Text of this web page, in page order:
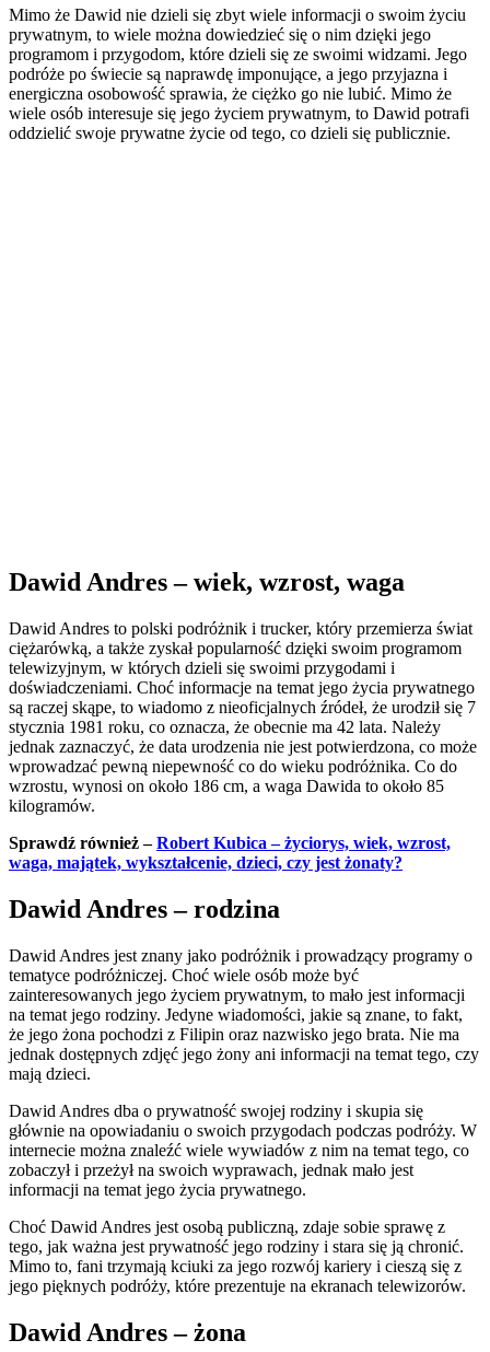
Mimo że Dawid nie dzieli się zbyt wiele informacji o swoim życiu
prywatnym, to wiele można dowiedzieć się o nim dzięki jego
programom i przygodom, które dzieli się ze swoimi widzami. Jego
podróże po świecie są naprawdę imponujące, a jego przyjazna i
energiczna osobowość sprawia, że ciężko go nie lubić. Mimo że
wiele osób interesuje się jego życiem prywatnym, to Dawid potrafi
oddzielić swoje prywatne życie od tego, co dzieli się publicznie.
Dawid Andres – wiek, wzrost, waga
Dawid Andres to polski podróżnik i trucker, który przemierza świat
ciężarówką, a także zyskał popularność dzięki swoim programom
telewizyjnym, w których dzieli się swoimi przygodami i
doświadczeniami. Choć informacje na temat jego życia prywatnego
są raczej skąpe, to wiadomo z nieoficjalnych źródeł, że urodził się 7
stycznia 1981 roku, co oznacza, że obecnie ma 42 lata. Należy
jednak zaznaczyć, że data urodzenia nie jest potwierdzona, co może
wprowadzać pewną niepewność co do wieku podróżnika. Co do
wzrostu, wynosi on około 186 cm, a waga Dawida to około 85
kilogramów.
Sprawdź również –Robert Kubica – życiorys, wiek, wzrost,
waga, majątek, wykształcenie, dzieci, czy jest żonaty?
Dawid Andres – rodzina
Dawid Andres jest znany jako podróżnik i prowadzący programy o
tematyce podróżniczej. Choć wiele osób może być
zainteresowanych jego życiem prywatnym, to mało jest informacji
na temat jego rodziny. Jedyne wiadomości, jakie są znane, to fakt,
że jego żona pochodzi z Filipin oraz nazwisko jego brata. Nie ma
jednak dostępnych zdjęć jego żony ani informacji na temat tego, czy
mają dzieci.
Dawid Andres dba o prywatność swojej rodziny i skupia się
głównie na opowiadaniu o swoich przygodach podczas podróży. W
internecie można znaleźć wiele wywiadów z nim na temat tego, co
zobaczył i przeżył na swoich wyprawach, jednak mało jest
informacji na temat jego życia prywatnego.
Choć Dawid Andres jest osobą publiczną, zdaje sobie sprawę z
tego, jak ważna jest prywatność jego rodziny i stara się ją chronić.
Mimo to, fani trzymają kciuki za jego rozwój kariery i cieszą się z
jego pięknych podróży, które prezentuje na ekranach telewizorów.
Dawid Andres – żona